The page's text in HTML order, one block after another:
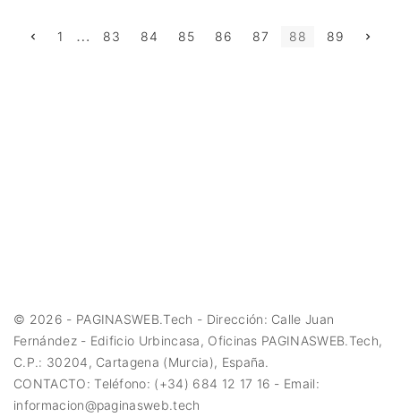
ó
n
d
P
1 … 83 84 85 86 87 88 89
N
© 2026 - PAGINASWEB.Tech - Dirección: Calle Juan
Fernández - Edificio Urbincasa, Oficinas PAGINASWEB.Tech,
C.P.: 30204, Cartagena (Murcia), España.
CONTACTO: Teléfono: (+34) 684 12 17 16 - Email:
informacion@paginasweb.tech